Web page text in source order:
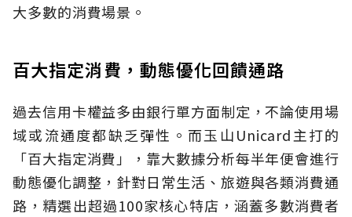
大多數的消費場景。
百大指定消費，動態優化回饋通路
過去信用卡權益多由銀行單方面制定，不論使用場
域或流通度都缺乏彈性。而玉山Unicard主打的
「百大指定消費」，靠大數據分析每半年便會進行
動態優化調整，針對日常生活、旅遊與各類消費通
路，精選出超過100家核心特店，涵蓋多數消費者